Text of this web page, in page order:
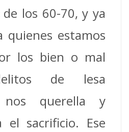
los 60-70, y ya
quienes estamos
los bien o mal
de lesa
nos querella y
el sacrificio. Ese